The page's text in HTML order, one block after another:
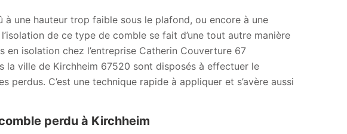
une hauteur trop faible sous le plafond, ou encore à une
de ce type de comble se fait d’une tout autre manière
isolation chez l’entreprise Catherin Couverture 67
la ville de Kirchheim 67520 sont disposés à effectuer le
C’est une technique rapide à appliquer et s’avère aussi
perdu à Kirchheim